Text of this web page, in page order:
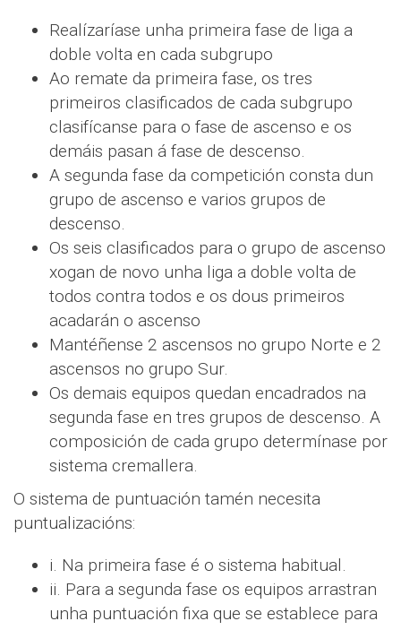
Realízaríase unha primeira fase de liga a
doble volta en cada subgrupo
Ao remate da primeira fase, os tres
primeiros clasificados de cada subgrupo
clasifícanse para o fase de ascenso e os
demáis pasan á fase de descenso.
A segunda fase da competición consta dun
grupo de ascenso e varios grupos de
descenso.
Os seis clasificados para o grupo de ascenso
xogan de novo unha liga a doble volta de
todos contra todos e os dous primeiros
acadarán o ascenso
Mantéñense 2 ascensos no grupo Norte e 2
ascensos no grupo Sur.
Os demais equipos quedan encadrados na
segunda fase en tres grupos de descenso. A
composición de cada grupo determínase por
sistema cremallera.
O sistema de puntuación tamén necesita
puntualizacións:
i. Na primeira fase é o sistema habitual.
ii. Para a segunda fase os equipos arrastran
unha puntuación fixa que se establece para